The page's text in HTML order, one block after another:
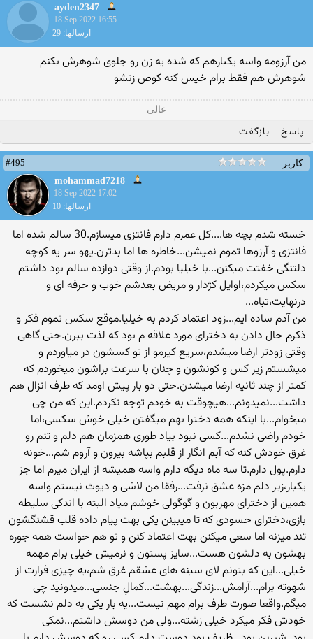
ayden2347
18 Sep 2022 16:55
ارسالها: 29
من آرزومه واسه یکبارهم که شده یه زن رو جلوی شوهرش بکنم
شوهرش هم فقط برام خیس کنه کوص زنشو
عالی
پاسخ بازگفت
کاربر
#495
mohammad7218
18 Sep 2022 17:02
ارسالها: 10
خسته شدم بچه ها....کل عمرم دارم فانتزی میسازم.30 سالم شده اما
فانتزی و آرزوها تموم نمیشن...خاطره ها اما بدترن.یهو سر یه کوچه
دلتنگی خفتت میکنن...با خیلیا بودم.از وقتی دوازده سالم بود داشتم
سکس میکردم،اوایل کژدار و مریض بعدشم خوب و حرفه ای و
درنهایت،تباه...
من آدم ساده ایم...زود اعتماد کردم به خیلیا.موقع سکس تموم فکر و
ذکرم حال دادن به دخترای مورد علاقه م بود که لذت ببرن.حتی گاهی
وقتی زودتر ارضا میشدم،سریع کیرمو از تو کسشون در میاوردم و
میشستم زیر کس و کونشون و چنان با سرعت براشون میخوردم که
کمتر از چند ثانیه ارضا میشدن.حتی دو بار پیش اومد که طرف انزال هم
داشت...نمیدونم...هیچوقت به خودم توجه نکردم.این که من چی
میخوام...با اینکه همه دخترا بهم میگفتن خیلی خوش سکسی،اما
خودم راضی نشدم...کسی نبود بیاد طوری همزمان هم دلم و تنم رو
غرق خودش کنه که آبم انگار از قلبم بپاشه بیرون و آروم شم...خونه
دارم.پول دارم.تا سه ماه دیگه دارم واسه همیشه از ایران میرم اما جز
یکبار،زیر دلم مزه عشق نرفت...رفقا من لاشی و دیوث نیستم واسه
همین از دخترای مهربون و گوگولی خوشم میاد البته با اندکی سلیطه
بازی،دخترای حسودی که تا میبینن یکی بهت پیام داده قلب قشنگشون
تند میزنه اما سعی میکنن بهت اعتماد کنن و تو هم حواست همه جوره
بهشون به دلشون هست...سایز پستون و نرمیش خیلی برام مهمه
خیلی...این که بتونم لای سینه های عشقم غرق شم،یه چیزی فرارت از
شهوته برام...آرامش...زندگی...بهشت...کمالِ جنسی...میدونید چی
میگم.واقعا صورت طرف برام مهم نیست...یه بار یکی به دلم نشست که
خودش فکر میکرد خیلی زشته...ولی من دوسش داشتم...نمکی